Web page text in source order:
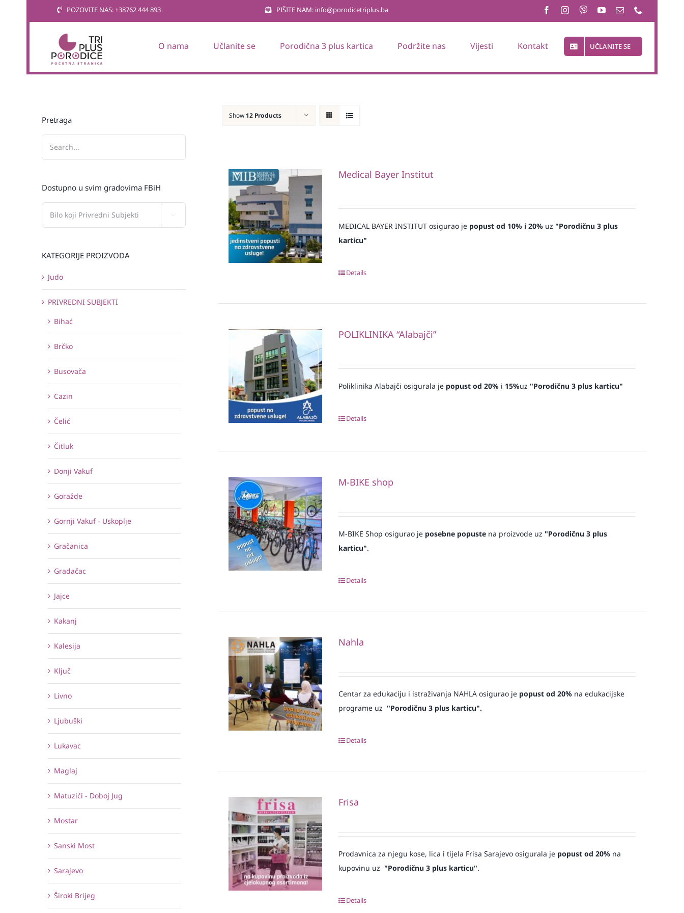
POZOVITE NAS: +38762 444 893 PIŠITE NAM: info@porodicetriplus.ba
O nama Učlanite se Porodična 3 plus kartica Podržite nas Vijesti Kontakt UČLANITE SE
Show 12 Products
Medical Bayer Institut
MEDICAL BAYER INSTITUT osigurao je popust od 10% i 20%uz "Porodičnu 3 plus
karticu"
Details
POLIKLINIKA “Alabajči”
Poliklinika Alabajči osigurala je popust od 20%i 15%uz "Porodičnu 3 plus karticu"
Details
M-BIKE shop
M-BIKE Shop osigurao je posebne popustena proizvode uz "Porodičnu 3 plus
karticu".
Details
Nahla
Centar za edukaciju i istraživanja NAHLA osigurao je popust od 20% na edukacijske
programe uz "Porodičnu 3 plus karticu".
Details
Frisa
Prodavnica za njegu kose, lica i tijela Frisa Sarajevo osigurala je popust od 20%na
kupovinu uz "Porodičnu 3 plus karticu".
Details
Pretraga
Dostupno u svim gradovima FBiH
KATEGORIJE PROIZVODA
Judo
PRIVREDNI SUBJEKTI
Bihać
Brčko
Busovača
Cazin
Čelić
Čitluk
Donji Vakuf
Goražde
Gornji Vakuf - Uskoplje
Gračanica
Gradačac
Jajce
Kakanj
Kalesija
Ključ
Livno
Ljubuški
Lukavac
Maglaj
Matuzići - Doboj Jug
Mostar
Sanski Most
Sarajevo
Široki Brijeg